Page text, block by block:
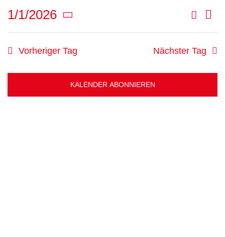
Januar
und
Suche
Tag
1/1/2026
Datum
Vorheriger Tag Nächster Tag
KALENDER ABONNIEREN